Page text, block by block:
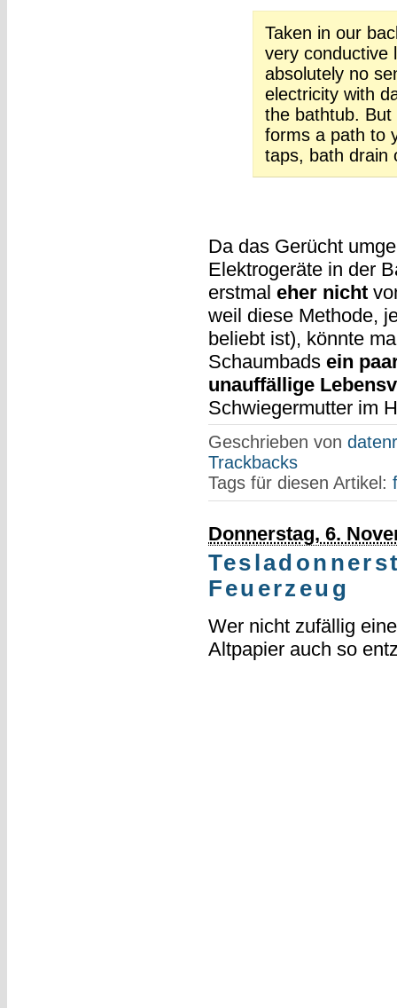
Taken in our
very conductive
absolutely no
electricity with
the bathtub.
forms a path to
taps, bath drain
Da das Gerücht
Elektrogeräte in der
erstmal eher nicht
weil diese Methode,
beliebt ist), könnte
Schaumbads ein
unauffällige
Schwiegermutter im
Geschrieben von
Trackbacks
Tags für diesen Artikel:
Donnerstag, 6.
Feuerzeug
Wer nicht zufällig
Altpapier auch so